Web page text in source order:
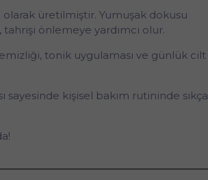
üretilmiştir. Yumuşak dokusu
önlemeye yardımcı olur.
tonik uygulaması ve günlük cilt
kişisel bakım rutininde sıkça